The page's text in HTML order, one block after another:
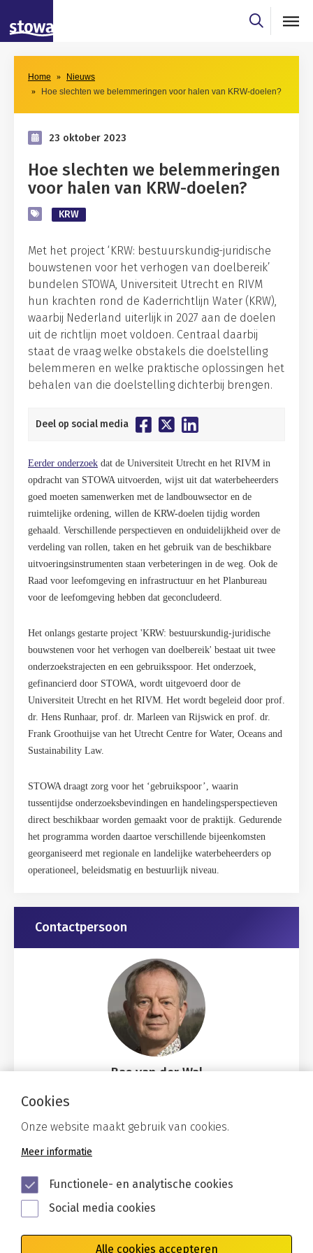
Skip to main content
Skip to main nav
Home
Nieuws
Hoe slechten we belemmeringen voor halen van KRW-doelen?
23 oktober 2023
Hoe slechten we belemmeringen
voor halen van KRW-doelen?
KRW
Met het project ‘KRW: bestuurskundig-juridische
bouwstenen voor het verhogen van doelbereik’
bundelen STOWA, Universiteit Utrecht en RIVM
hun krachten rond de Kaderrichtlijn Water (KRW),
waarbij Nederland uiterlijk in 2027 aan de doelen
uit de richtlijn moet voldoen. Centraal daarbij
staat de vraag welke obstakels die doelstelling
belemmeren en welke praktische oplossingen het
behalen van die doelstelling dichterbij brengen.
Deel op social media
Eerder onderzoek dat de Universiteit Utrecht en het RIVM in
opdracht van STOWA uitvoerden, wijst uit dat waterbeheerders
goed moeten samenwerken met de landbouwsector en de
ruimtelijke ordening, willen de KRW-doelen tijdig worden
gehaald. Verschillende perspectieven en onduidelijkheid over de
verdeling van rollen, taken en het gebruik van de beschikbare
uitvoeringsinstrumenten staan verbeteringen in de weg. Ook de
Raad voor leefomgeving en infrastructuur en het Planbureau
voor de leefomgeving hebben dat geconcludeerd.
Het onlangs gestarte project 'KRW: bestuurskundig-juridische
bouwstenen voor het verhogen van doelbereik' bestaat uit twee
onderzoekstrajecten en een gebruiksspoor. Het onderzoek,
gefinancierd door STOWA, wordt uitgevoerd door de
Universiteit Utrecht en het RIVM. Het wordt begeleid door prof.
dr. Hens Runhaar, prof. dr. Marleen van Rijswick en prof. dr.
Frank Groothuijse van het Utrecht Centre for Water, Oceans and
Sustainability Law.
STOWA draagt zorg voor het ‘gebruikspoor’, waarin
tussentijdse onderzoeksbevindingen en handelingsperspectieven
direct beschikbaar worden gemaakt voor de praktijk. Gedurende
het programma worden daartoe verschillende bijeenkomsten
georganiseerd met regionale en landelijke waterbeheerders op
operationeel, beleidsmatig en bestuurlijk niveau.
Contactpersoon
Bas van der Wal
Cookies
Onze website maakt gebruik van cookies.
Meer informatie
Functionele- en analytische cookies
Social media cookies
Alle cookies accepteren